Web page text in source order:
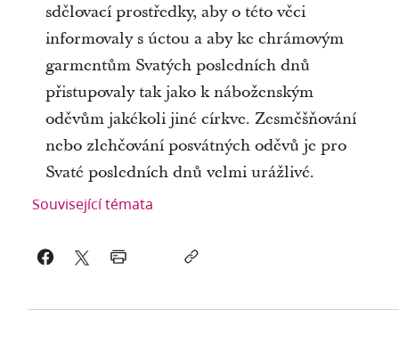
sdělovací prostředky, aby o této věci
informovaly s úctou a aby ke chrámovým
garmentům Svatých posledních dnů
přistupovaly tak jako k náboženským
oděvům jakékoli jiné církve. Zesměšňování
nebo zlehčování posvátných oděvů je pro
Svaté posledních dnů velmi urážlivé.
Související témata